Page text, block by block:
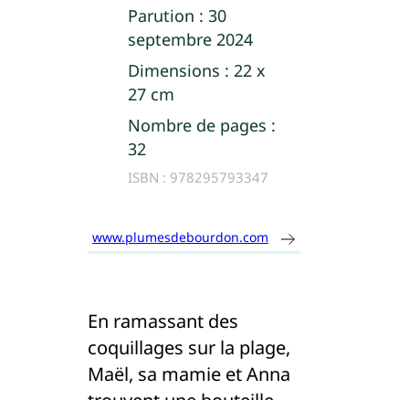
Parution : 30
septembre 2024
Dimensions : 22 x
27 cm
Nombre de pages :
32
ISBN : 978295793347
www.plumesdebourdon.com
En ramassant des
coquillages sur la plage,
Maël, sa mamie et Anna